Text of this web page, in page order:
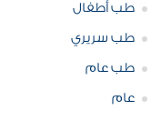
طب أطفال
طب سريري
طب عام
عام